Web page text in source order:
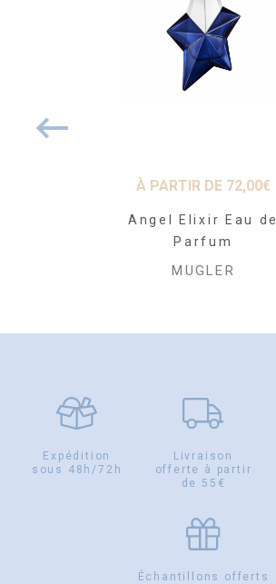
À PARTIR DE 72,00€
Angel Elixir Eau de
Parfum
MUGLER
Expédition
sous 48h/72h
Livraison
offerte à partir
de 55€
Échantillons offerts